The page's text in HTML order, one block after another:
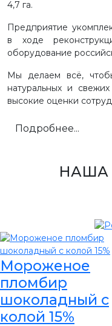
4,7 га.
Предприятие
в ходе
оборудование
Мы делаем всё,
натуральных и
высокие оценки
Подробнее...
НАША
Мороженое
пломбир
шоколадный с
колой 15%